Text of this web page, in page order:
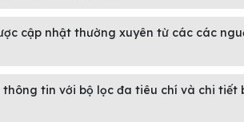
cập nhật thường xuyên từ các các
tin với bộ lọc đa tiêu chí và chi tiết